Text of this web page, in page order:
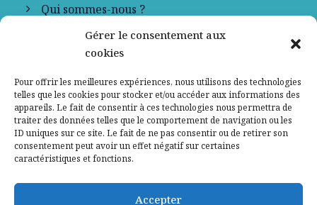
Gérer le consentement aux
cookies
Pour offrir les meilleures expériences, nous utilisons des technologies
telles que les cookies pour stocker et/ou accéder aux informations des
appareils. Le fait de consentir à ces technologies nous permettra de
traiter des données telles que le comportement de navigation ou les
ID uniques sur ce site. Le fait de ne pas consentir ou de retirer son
consentement peut avoir un effet négatif sur certaines
caractéristiques et fonctions.
Accepter
Qui sommes-nous ?
Contactez-nous
Mentions légales
Politique de confidentialité